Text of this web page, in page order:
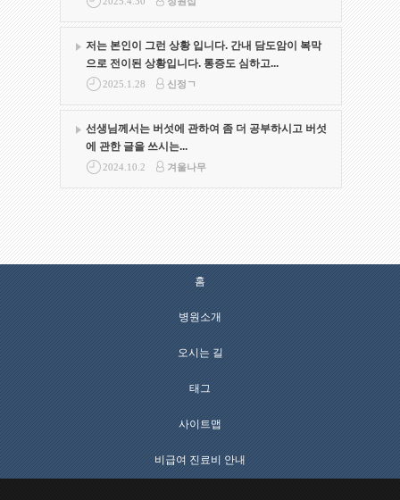
저는 본인이 그런 상황 입니다. 간내 담도암이 복막
으로 전이된 상황입니다. 통증도 심하고...
2025.1.28 신정ㄱ
선생님께서는 버섯에 관하여 좀 더 공부하시고 버섯
에 관한 글을 쓰시는...
2024.10.2 겨울나무
홈
병원소개
오시는 길
태그
사이트맵
비급여 진료비 안내